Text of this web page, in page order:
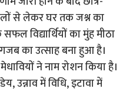
से लेकर घर तक जश्न का
विद्यार्थियों का मुंह मीठा
गजब का उत्साह बना हुआ है।
ने नाम रोशन किया है।
उन्नाव में विधि, इटावा में